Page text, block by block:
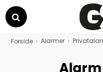
Søg
Forside Alarmer